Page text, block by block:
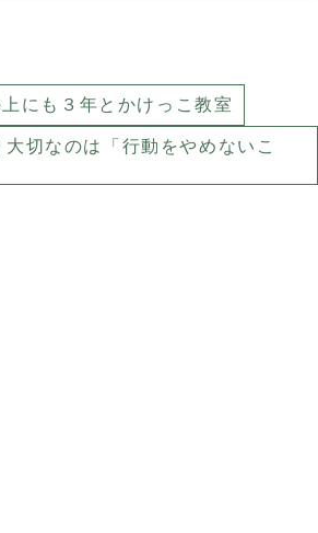
にも３年とかけっこ教室
切なのは「行動をやめないこ